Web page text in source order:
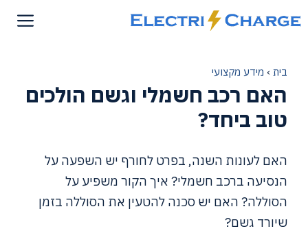
לתוכן
בית › מידע מקצועי
האם רכב חשמלי וגשם הולכים
טוב ביחד?
האם לעונות השנה, בפרט לחורף יש השפעה על
הנסיעה ברכב חשמלי? איך הקור משפיע על
הסוללה? האם יש סכנה להטעין את הסוללה בזמן
שיורד גשם?